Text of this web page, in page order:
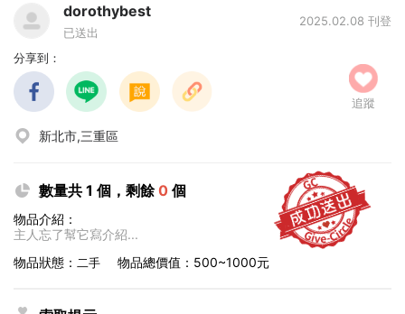
dorothybest
已送出
2025.02.08 刊登
分享到：
追蹤
新北市,三重區
數量共 1 個，剩餘0 個
物品介紹：
主人忘了幫它寫介紹...
物品狀態： 二手 物品總價值：500~1000元